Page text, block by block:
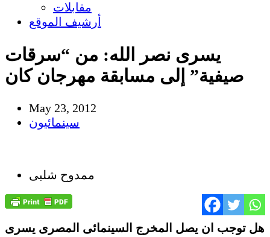
مقابلات
أرشيف الموقع
يسرى نصر الله: من “سرقات
صيفية” إلى مسابقة مهرجان كان
May 23, 2012
سينمائيون
ممدوح شلبى
هل توجب ان يصل المخرج السينمائى المصرى يسرى